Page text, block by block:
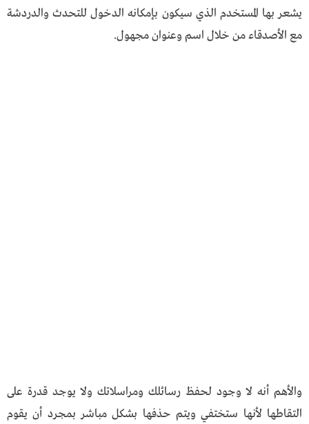
يشعر بها المستخدم الذي سيكون بإمكانه الدخول للتحدث والدردشة
مع الأصدقاء من خلال اسم وعنوان مجهول.
والأهم أنه لا وجود لحفظ رسائلك ومراسلاتك ولا يوجد قدرة على
التقاطها لأنها ستختفي ويتم حذفها بشكل مباشر بمجرد أن يقوم